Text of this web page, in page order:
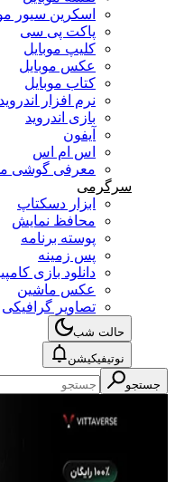
اسکرین سیور
پاکت پی سی
کلیپ موبایل
عکس موبایل
کتاب موبایل
نرم افزار اندروید
بازی اندروید
آیفون
اس ام اس
معرفی گوشی
سرگرمی
ابزار دسکتاپ
محافظ نمایش
پوسته برنامه
پس زمینه
دانلود بازی
عکس ماشین
تصاویر گرافیکی
حالت شب
نوتیفیکیشن
جستجو